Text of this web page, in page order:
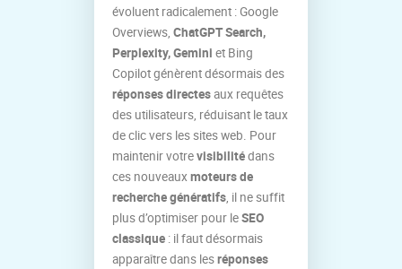
évoluent radicalement : Google
Overviews, ChatGPT Search,
Perplexity, Gemini et Bing
Copilot génèrent désormais des
réponses directesaux requêtes
des utilisateurs, réduisant le taux
de clic vers les sites web. Pour
maintenir votrevisibilitédans
ces nouveauxmoteurs de
recherche génératifs, il ne suffit
plus d’optimiser pour leSEO
classique: il faut désormais
apparaître dans lesréponses